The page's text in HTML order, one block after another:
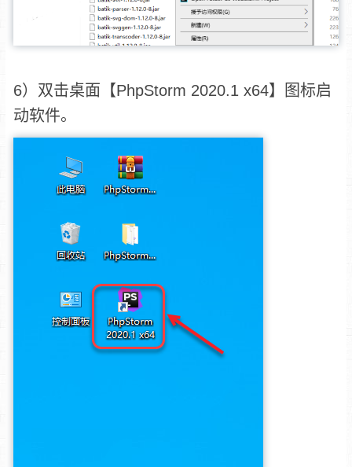
6）双击桌面【PhpStorm 2020.1 x64】图标启
动软件。